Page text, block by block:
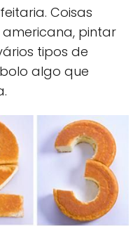
Coisas
pintar
tipos de
algo que